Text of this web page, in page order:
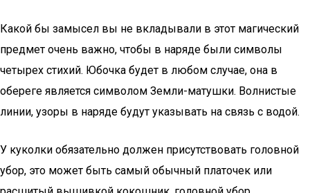
Какой бы замысел вы не вкладывали в этот магический
предмет очень важно, чтобы в наряде были символы
четырех стихий. Юбочка будет в любом случае, она в
обереге является символом Земли-матушки. Волнистые
линии, узоры в наряде будут указывать на связь с водой.
У куколки обязательно должен присутствовать головной
убор, это может быть самый обычный платочек или